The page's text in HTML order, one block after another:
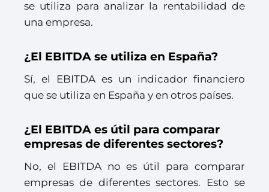
se utiliza para analizar la rentabilidad de
una empresa.
¿El EBITDA se utiliza en España?
Sí, el EBITDA es un indicador financiero
que se utiliza en España y en otros países.
¿El EBITDA es útil para comparar
empresas de diferentes sectores?
No, el EBITDA no es útil para comparar
empresas de diferentes sectores. Esto se